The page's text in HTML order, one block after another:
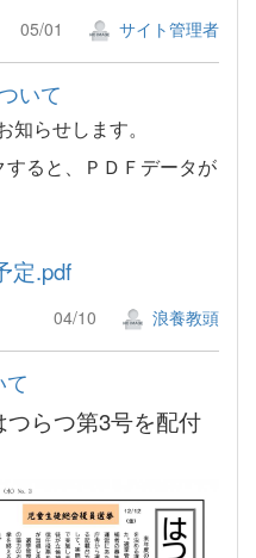
05/01 サイト管理者
いて
知らせします。
ると、ＰＤＦデータが
定.pdf
04/10 浪養教頭
て
らつ第3号を配付